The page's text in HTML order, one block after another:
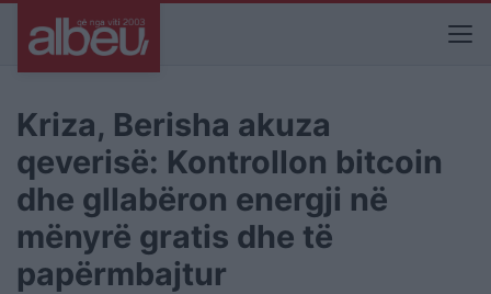
Kriza, Berisha akuza
qeverisë: Kontrollon bitcoin
dhe gllabëron energji në
mënyrë gratis dhe të
papërmbajtur